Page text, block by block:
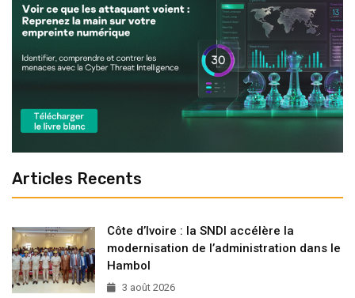
Articles Recents
Côte d’Ivoire : la SNDI accélère la
modernisation de l’administration dans le
Hambol
3 août 2026